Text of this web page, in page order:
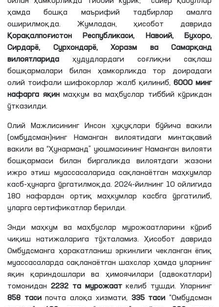
ҳамда бошқа маърифий тадбирлар амалга
оширилмоқда. Жумладан, ҳисобот даврида
Қорақалпоғистон Республикаси, Навоий, Бухоро,
Сирдарё, Сурхондарё, Хоразм ва Самарқанд
вилоятларида ҳудудлардаги соғлиқни сақлаш
бошқармалари билан ҳамкорликда тор доирадаги
олий тоифали шифокорлар жалб қилиниб, 6000 минг
нафарга яқин маҳкум ва маҳбуслар тиббий кўрикдан
ўтказилди.
Олий Мажлисининг Инсон ҳуқуқлари бўйича вакили
(омбудсман)нинг Наманган вилоятидаги минтақавий
вакили ва “Ҳунарманд” уюшмасининг Наманган вилояти
бошқармаси билан биргаликда вилоятдаги жазони
ижро этиш муассасаларида сақланаётган маҳкумлар
касб-ҳунарга ўргатилмоқда. 2024-йилнинг 10 ойлигида
180
нафардан ортиқ маҳкумлар касбга ўргатилиб,
уларга сертификатлар берилди.
Энди маҳкум ва маҳбуслар мурожаатларини кўриб
чиқиш натижаларига тўхталамиз. Ҳисобот даврида
Омбудсманга ҳаракатланиш эркинлиги чекланган ёпиқ
муассасаларда сақланаётган шахслар ҳамда уларнинг
яқин қариндошлари ва ҳимоячилари (адвокатлари)
томонидан 2232 та мурожааткелиб тушди. Уларнинг
858 тасипочта алоқа хизмати, 335 таси “Омбудсман